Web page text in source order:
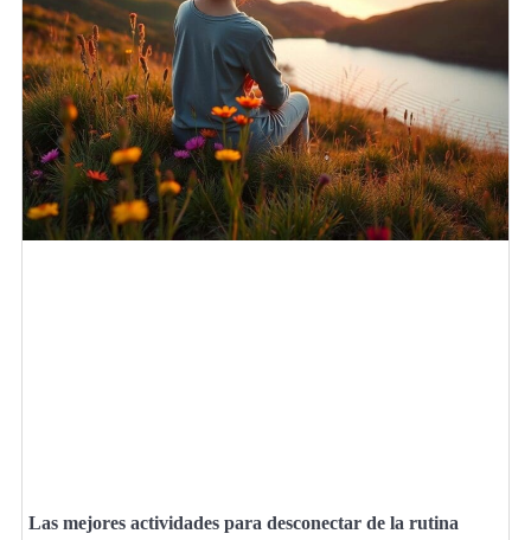
Las mejores actividades para desconectar de la rutina